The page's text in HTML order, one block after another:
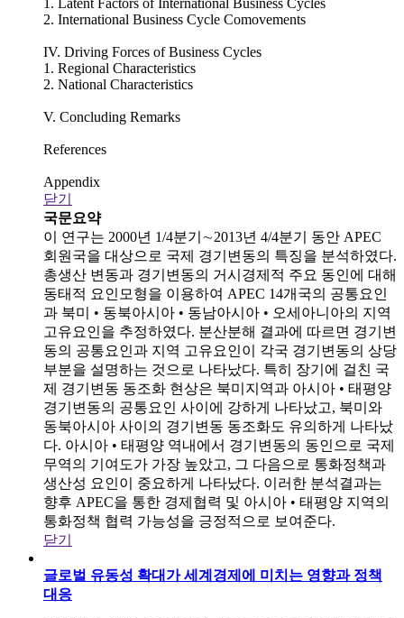
1. Latent Factors of International Business Cycles
2. International Business Cycle Comovements
IV. Driving Forces of Business Cycles
1. Regional Characteristics
2. National Characteristics
V. Concluding Remarks
References
Appendix
닫기
국문요약
이 연구는 2000년 1/4분기∼2013년 4/4분기 동안 APEC
회원국을 대상으로 국제 경기변동의 특징을 분석하였다.
총생산 변동과 경기변동의 거시경제적 주요 동인에 대해
동태적 요인모형을 이용하여 APEC 14개국의 공통요인
과 북미 • 동북아시아 • 동남아시아 • 오세아니아의 지역
고유요인을 추정하였다. 분산분해 결과에 따르면 경기변
동의 공통요인과 지역 고유요인이 각국 경기변동의 상당
부분을 설명하는 것으로 나타났다. 특히 장기에 걸친 국
제 경기변동 동조화 현상은 북미지역과 아시아 • 태평양
경기변동의 공통요인 사이에 강하게 나타났고, 북미와
동북아시아 사이의 경기변동 동조화도 유의하게 나타났
다. 아시아 • 태평양 역내에서 경기변동의 동인으로 국제
무역의 기여도가 가장 높았고, 그 다음으로 통화정책과
생산성 요인이 중요하게 나타났다. 이러한 분석결과는
향후 APEC을 통한 경제협력 및 아시아 • 태평양 지역의
통화정책 협력 가능성을 긍정적으로 보여준다.
닫기
글로벌 유동성 확대가 세계경제에 미치는 영향과 정책
대응